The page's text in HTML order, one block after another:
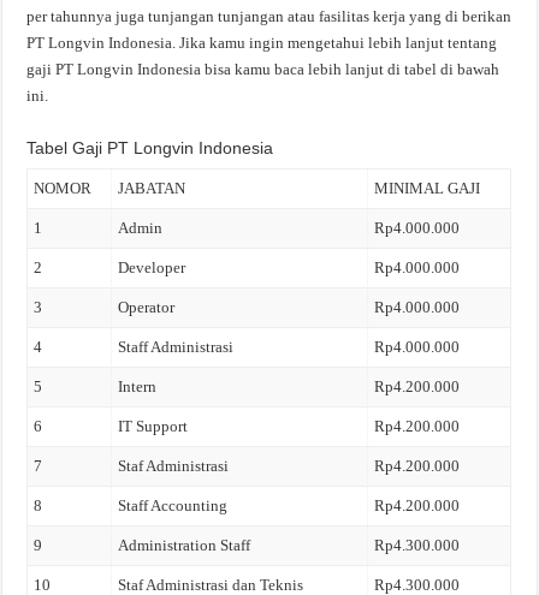
per tahunnya juga tunjangan tunjangan atau fasilitas kerja yang di berikan
PT Longvin Indonesia. Jika kamu ingin mengetahui lebih lanjut tentang
gaji PT Longvin Indonesia bisa kamu baca lebih lanjut di tabel di bawah
ini.
Tabel Gaji PT Longvin Indonesia
NOMOR JABATAN MINIMAL GAJI
1 Admin Rp4.000.000
2 Developer Rp4.000.000
3 Operator Rp4.000.000
4 Staff Administrasi Rp4.000.000
5 Intern Rp4.200.000
6 IT Support Rp4.200.000
7 Staf Administrasi Rp4.200.000
8 Staff Accounting Rp4.200.000
9 Administration Staff Rp4.300.000
10 Staf Administrasi dan Teknis Rp4.300.000